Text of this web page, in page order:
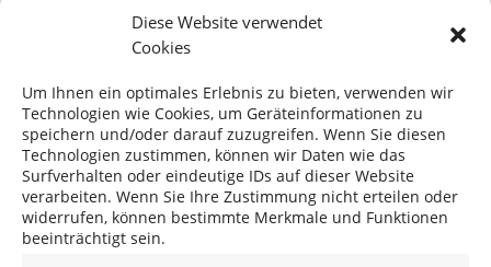
Diese Website verwendet
Cookies
Um Ihnen ein optimales Erlebnis zu bieten, verwenden wir
Technologien wie Cookies, um Geräteinformationen zu
speichern und/oder darauf zuzugreifen. Wenn Sie diesen
Technologien zustimmen, können wir Daten wie das
Surfverhalten oder eindeutige IDs auf dieser Website
verarbeiten. Wenn Sie Ihre Zustimmung nicht erteilen oder
widerrufen, können bestimmte Merkmale und Funktionen
beeinträchtigt sein.
BUSS ChemTech AG
CH-4133 Pratteln
Schweiz
Telefon:+41 61 825 64 62
Fax: +41 61 825 67 37
info@buss-ct.com
SOCIAL MEDIA